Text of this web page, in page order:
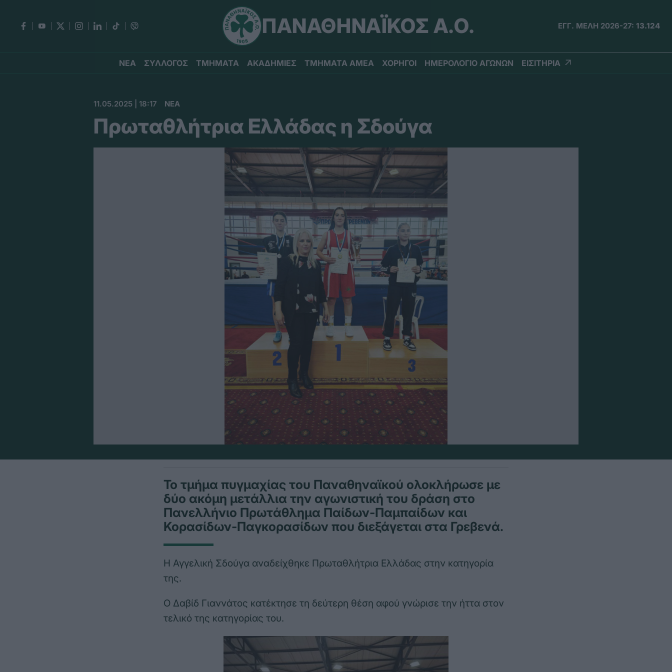
ΠΑΝΑΘΗΝΑΪΚΟΣ Α.Ο. ΕΓΓ. ΜΕΛΗ 2026-27: 13.124
ΝΕΑ ΣΥΛΛΟΓΟΣ ΤΜΗΜΑΤΑ ΑΚΑΔΗΜΙΕΣ ΤΜΗΜΑΤΑ ΑΜΕΑ ΧΟΡΗΓΟΙ ΗΜΕΡΟΛΟΓΙΟ ΑΓΩΝΩΝ ΕΙΣΙΤΗΡΙΑ
11.05.2025 | 18:17 ΝΕΑ
Πρωταθλήτρια Ελλάδας η Σδούγα
Το τμήμα πυγμαχίας του Παναθηναϊκού ολοκλήρωσε με
δύο ακόμη μετάλλια την αγωνιστική του δράση στο
Πανελλήνιο Πρωτάθλημα Παίδων-Παμπαίδων και
Κορασίδων-Παγκορασίδων που διεξάγεται στα Γρεβενά.
Η Αγγελική Σδούγα αναδείχθηκε Πρωταθλήτρια Ελλάδας στην κατηγορία
της.
Ο Δαβίδ Γιαννάτος κατέκτησε τη δεύτερη θέση αφού γνώρισε την ήττα στον
τελικό της κατηγορίας του.